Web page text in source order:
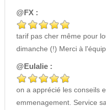
@FX :
tarif pas cher même pour
dimanche (!) Merci à
@Eulalie :
on a apprécié les conseils
emmenagement. Service